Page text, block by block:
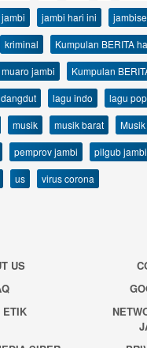
jambi jambi hari ini
kriminal
Kumpulan BERITA
jambi
Kumpulan
lagu indo lagu pop
musik musik barat
pemprov jambi pilgub jambi
us virus corona
US
ETIK